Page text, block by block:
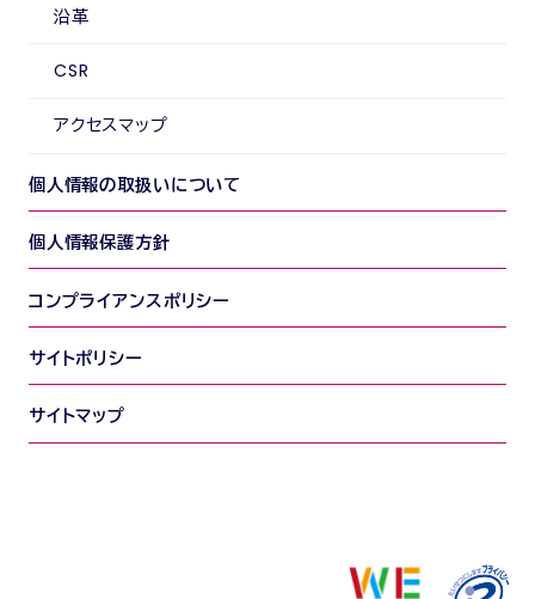
沿革
CSR
アクセスマップ
個人情報の取扱いについて
個人情報保護方針
コンプライアンスポリシー
サイトポリシー
サイトマップ